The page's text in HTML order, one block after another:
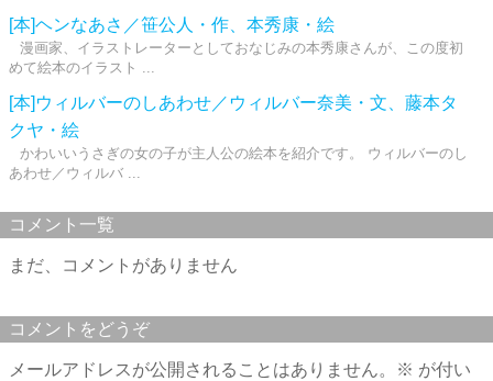
[本]ヘンなあさ／笹公人・作、本秀康・絵
漫画家、イラストレーターとしておなじみの本秀康さんが、この度初
めて絵本のイラスト ...
[本]ウィルバーのしあわせ／ウィルバー奈美・文、藤本タ
クヤ・絵
かわいいうさぎの女の子が主人公の絵本を紹介です。 ウィルバーのし
あわせ／ウィルバ ...
コメント一覧
まだ、コメントがありません
コメントをどうぞ
メールアドレスが公開されることはありません。 ※ が付い